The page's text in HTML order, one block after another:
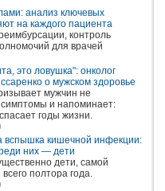
анализ ключевых
на каждого пациента
контроль
для врачей
это ловушка": онколог
о мужском здоровье
мужчин не
и напоминает:
годы жизни.
вспышка кишечной инфекции:
них — дети
дети, самой
полтора года.